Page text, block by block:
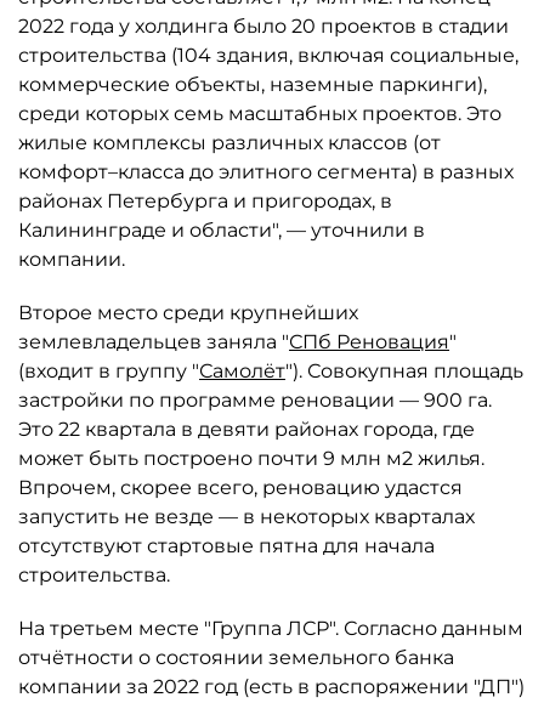
2022 года у холдинга было 20 проектов в стадии
строительства (104 здания, включая социальные,
коммерческие объекты, наземные паркинги),
среди которых семь масштабных проектов. Это
жилые комплексы различных классов (от
комфорт–класса до элитного сегмента) в разных
районах Петербурга и пригородах, в
Калининграде и области", — уточнили в
компании.
Второе место среди крупнейших
землевладельцев заняла "СПб Реновация"
(входит в группу "Самолёт"). Совокупная площадь
застройки по программе реновации — 900 га.
Это 22 квартала в девяти районах города, где
может быть построено почти 9 млн м2 жилья.
Впрочем, скорее всего, реновацию удастся
запустить не везде — в некоторых кварталах
отсутствуют стартовые пятна для начала
строительства.
На третьем месте "Группа ЛСР". Согласно данным
отчётности о состоянии земельного банка
компании за 2022 год (есть в распоряжении "ДП")